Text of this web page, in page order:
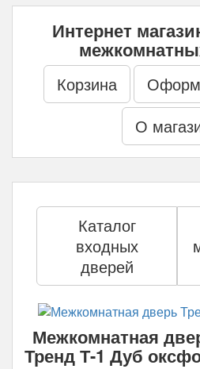
Интернет
Корзина
О
Каталог
входных
дверей
Межкомнатная
Тренд Т-1 Дуб